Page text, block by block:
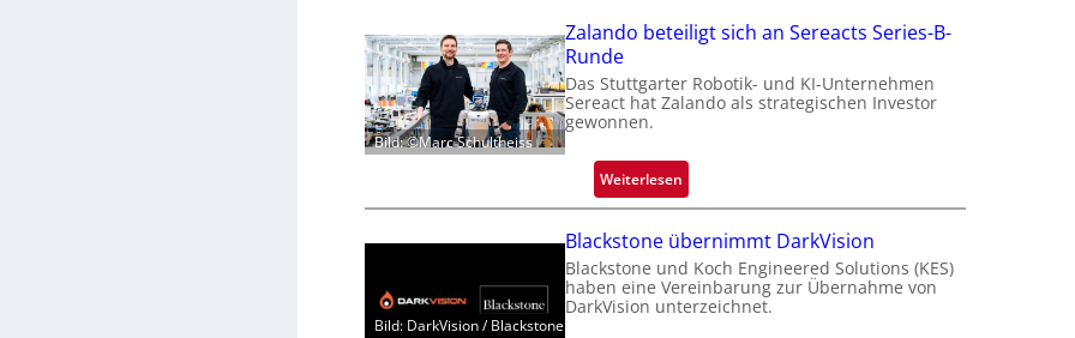
Bild: ©Marc Schultheiss
Zalando beteiligt sich an Sereacts Series-B-
Runde
Das Stuttgarter Robotik- und KI-Unternehmen
Sereact hat Zalando als strategischen Investor
gewonnen.
Weiterlesen:
Z
a
l
a
n
Bild: DarkVision / Blackstone
Blackstone übernimmt DarkVision
Blackstone und Koch Engineered Solutions (KES)
haben eine Vereinbarung zur Übernahme von
DarkVision unterzeichnet.